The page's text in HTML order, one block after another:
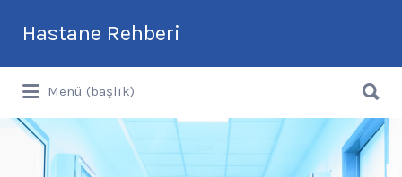
Hastane Rehberi
Türkiye'nin En Güncel Hastane Rehberi
Menü (başlık)